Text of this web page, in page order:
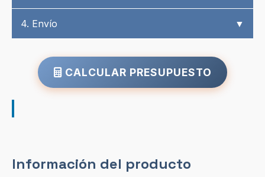
4. Envío ▼
CALCULAR PRESUPUESTO
Información del producto